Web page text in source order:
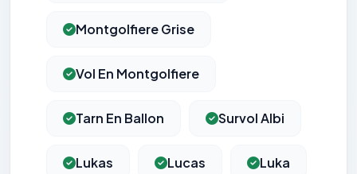
Montgolfiere Grise
Vol En Montgolfiere
Tarn En Ballon Survol Albi
Lukas Lucas Luka